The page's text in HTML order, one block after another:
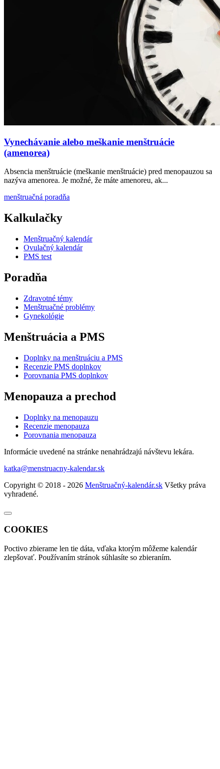
Vynechávanie alebo meškanie menštruácie
(amenorea)
Absencia menštruácie (meškanie menštruácie) pred menopauzou sa
nazýva amenorea. Je možné, že máte amenoreu, ak...
menštruačná poradňa
Kalkulačky
Menštruačný kalendár
Ovulačný kalendár
PMS test
Poradňa
Zdravotné témy
Menštruačné problémy
Gynekológie
Menštruácia a PMS
Doplnky na menštruáciu a PMS
Recenzie PMS doplnkov
Porovnania PMS doplnkov
Menopauza a prechod
Doplnky na menopauzu
Recenzie menopauza
Porovnania menopauza
Informácie uvedené na stránke nenahrádzajú návštevu lekára.
katka@menstruacny-kalendar.sk
Copyright © 2018 - 2026 Menštruačný-kalendár.sk Všetky práva
vyhradené.
COOKIES
Poctivo zbierame len tie dáta, vďaka ktorým môžeme kalendár
zlepšovať. Používaním stránok súhlasíte so zbieraním.